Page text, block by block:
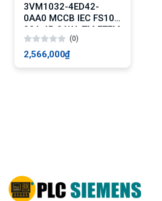
3VM1032-4ED42-
0AA0 MCCB IEC FS100
32A 4P 36KA TM FTFM
(0)
2,566,000₫